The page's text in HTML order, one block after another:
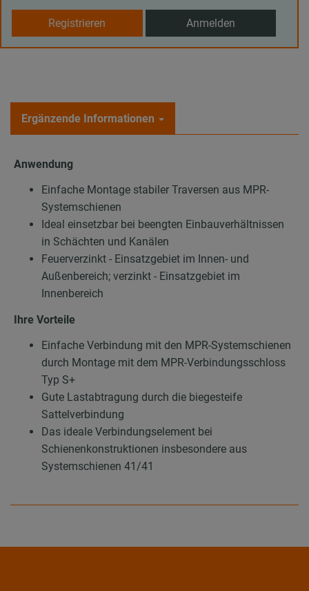
Registrieren Anmelden
Ergänzende Informationen
Anwendung
Einfache Montage stabiler Traversen aus MPR-
Systemschienen
Ideal einsetzbar bei beengten Einbauverhältnissen
in Schächten und Kanälen
Feuerverzinkt - Einsatzgebiet im Innen- und
Außenbereich; verzinkt - Einsatzgebiet im
Innenbereich
Ihre Vorteile
Einfache Verbindung mit den MPR-Systemschienen
durch Montage mit dem MPR-Verbindungsschloss
Typ S+
Gute Lastabtragung durch die biegesteife
Sattelverbindung
Das ideale Verbindungselement bei
Schienenkonstruktionen insbesondere aus
Systemschienen 41/41